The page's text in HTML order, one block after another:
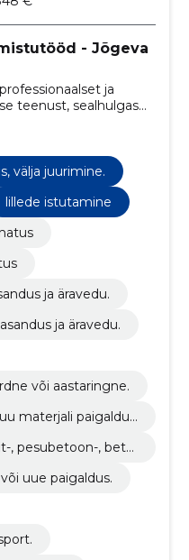
- Jõgeva
ja
teenust, sealhulgas
jooksul.
välja juurimine.
lillede istutamine
ja äravedu.
ja äravedu.
või aastaringne.
materjali paigaldu
, pesubetoon-, beto
uue paigaldus.